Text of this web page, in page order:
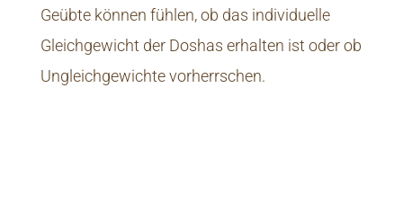
Geübte können fühlen, ob das individuelle
Gleichgewicht der Doshas erhalten ist oder ob
Ungleichgewichte vorherrschen.